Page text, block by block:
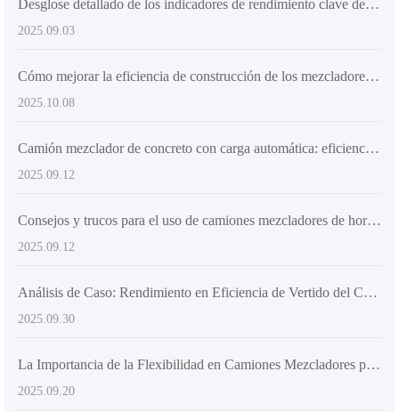
Desglose detallado de los indicadores de rendimiento clave de equipos de mezcla de concreto y requisitos de certificación de calidad para el mercado de exportación
2025.09.03
Cómo mejorar la eficiencia de construcción de los mezcladores de concreto: Análisis del diseño del chasis articulado y los neumáticos de ingeniería
2025.10.08
Camión mezclador de concreto con carga automática: eficiencia, automatización y sostenibilidad
2025.09.12
Consejos y trucos para el uso de camiones mezcladores de hormigón autoalimentados
2025.09.12
Análisis de Caso: Rendimiento en Eficiencia de Vertido del Camión Mezclador AS-2.6 en Entornos de Construcción Complejos
2025.09.30
La Importancia de la Flexibilidad en Camiones Mezcladores para la Remodelación de Barrios Antiguos Urbanos: Experiencias Prácticas en Obra
2025.09.20